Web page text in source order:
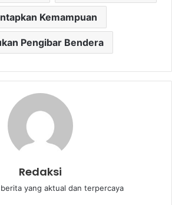
Kemampuan
Pengibar Bendera
Redaksi
yang aktual dan terpercaya